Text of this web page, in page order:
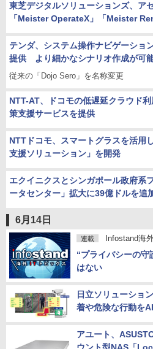
東芝デジタルソリューションズ、ア
「Meister OperateX」「Meister
テンダ、システム操作ナビゲーショ
提供 より細かなシナリオ作成が可
従来の「Dojo Sero」を名称変更
NTT-AT、ドコモの低遅延クラウド
策支援サービスを提供
NTTドコモ、スマートグラスを活用
支援ソリューション」を開発
エクイニクスとシンガポール政府系
ータセンター」拡大に39億ドルを追
6月14日
連載 Infostand海
“プライバシーの
はない
日立ソリューショ
着や危険な行動を
アユート、